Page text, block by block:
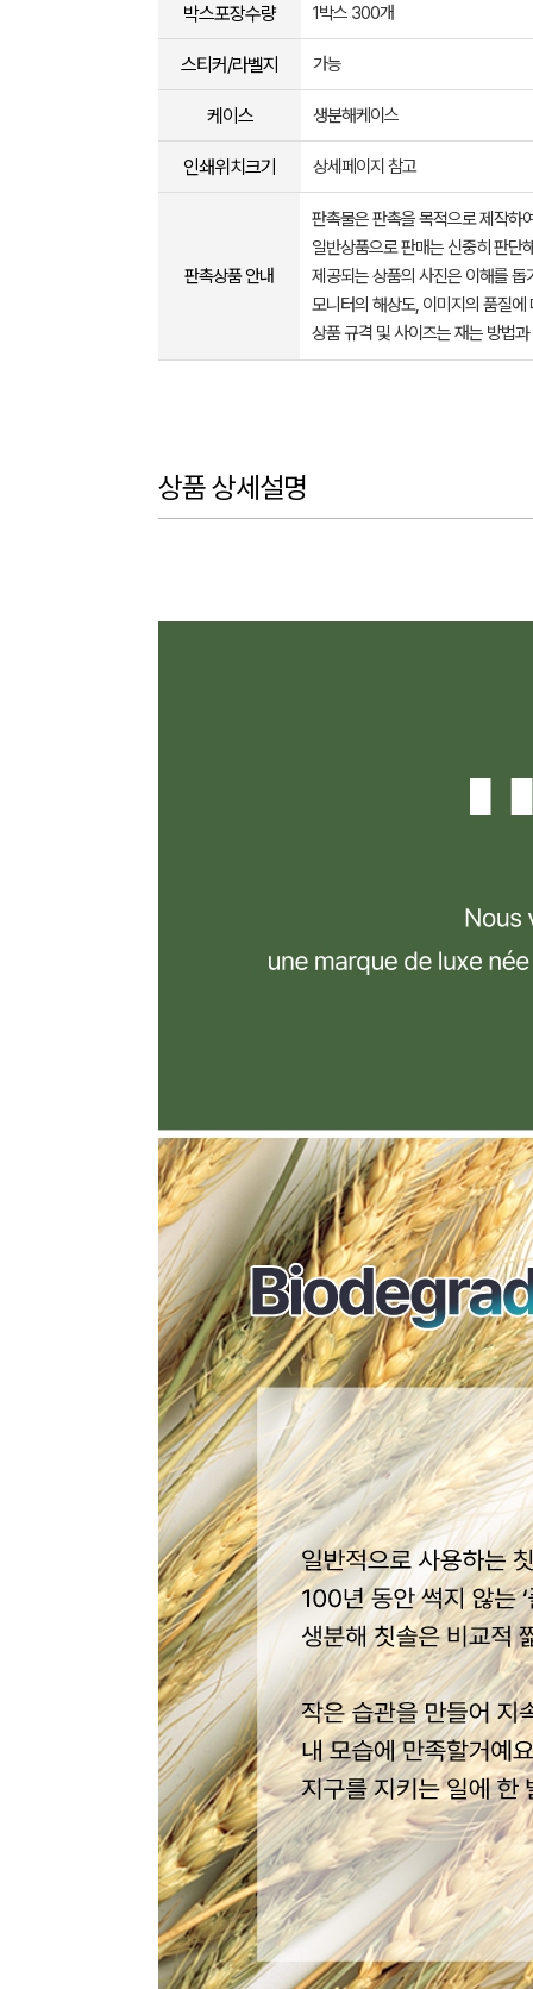
박스포장수량 1박스 300개
스티커/라벨지 가능
케이스 생분해케이스
인쇄위치크기 상세페이지 참고
판촉상품 안내
판촉물은 판촉을 목적으로 제작하
일반상품으로 판매는 신중히 판단
제공되는 상품의 사진은 이해를
모니터의 해상도, 이미지의 품질
상품 규격 및 사이즈는 재는 방법
상품 상세설명